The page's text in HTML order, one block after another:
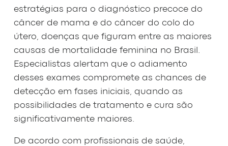
estratégias para o diagnóstico precoce do
câncer de mama e do câncer do colo do
útero, doenças que figuram entre as maiores
causas de mortalidade feminina no Brasil.
Especialistas alertam que o adiamento
desses exames compromete as chances de
detecção em fases iniciais, quando as
possibilidades de tratamento e cura são
significativamente maiores.
De acordo com profissionais de saúde,